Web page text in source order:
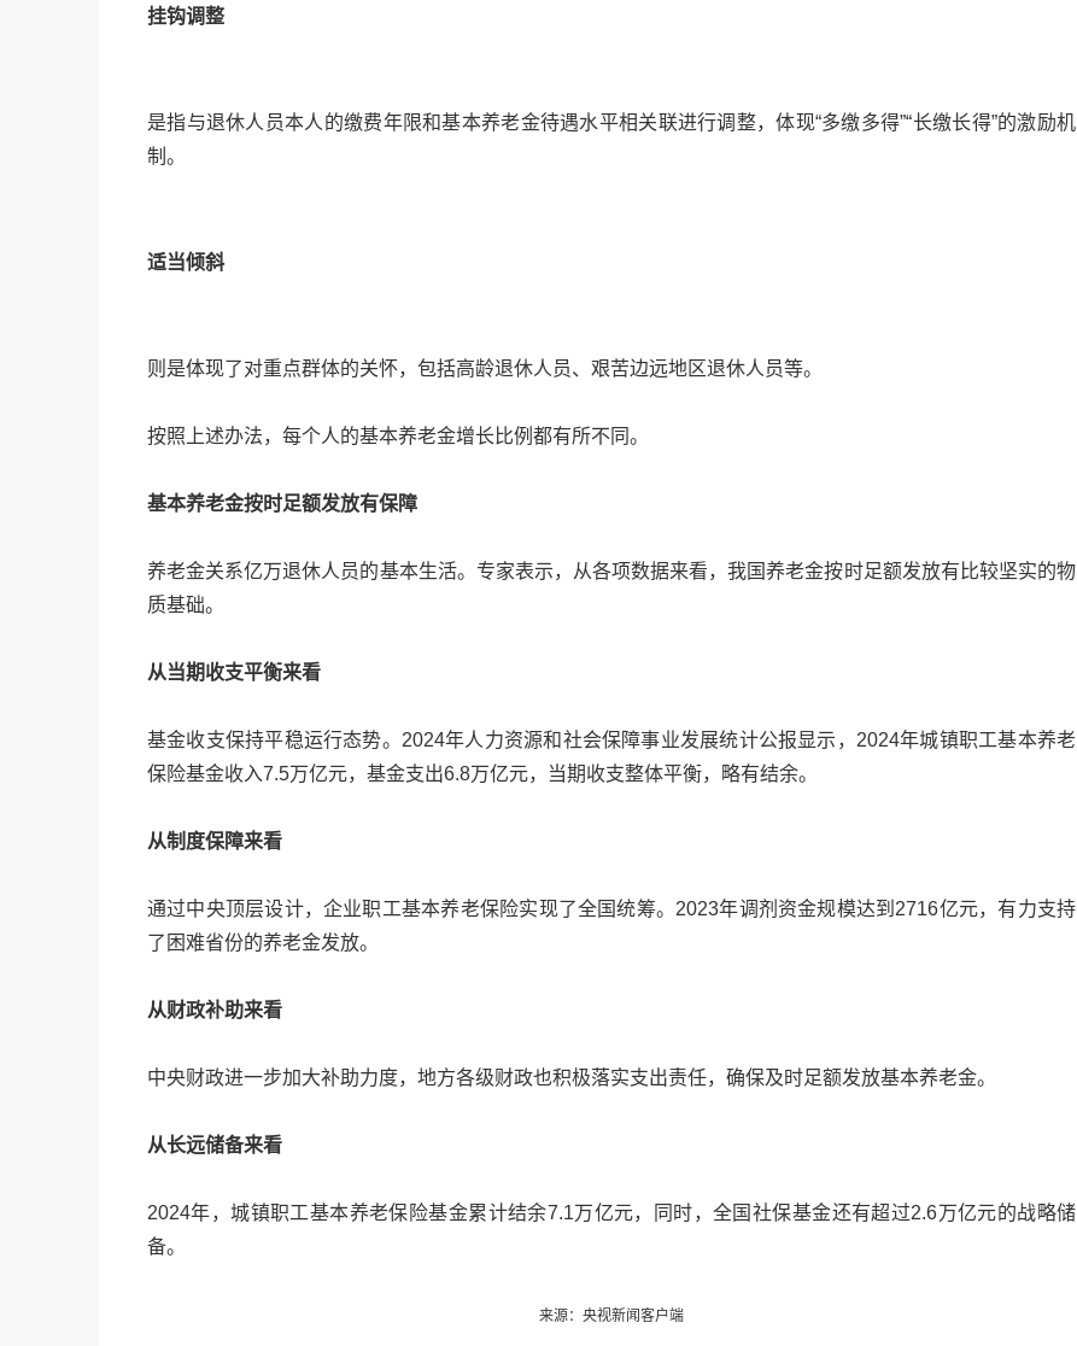
挂钩调整
是指与退休人员本人的缴费年限和基本养老金待遇水平相关联进行调整，体现“多缴多得”“长缴长得”的激励机
制。
适当倾斜
则是体现了对重点群体的关怀，包括高龄退休人员、艰苦边远地区退休人员等。
按照上述办法，每个人的基本养老金增长比例都有所不同。
基本养老金按时足额发放有保障
养老金关系亿万退休人员的基本生活。专家表示，从各项数据来看，我国养老金按时足额发放有比较坚实的物
质基础。
从当期收支平衡来看
基金收支保持平稳运行态势。2024年人力资源和社会保障事业发展统计公报显示，2024年城镇职工基本养老
保险基金收入7.5万亿元，基金支出6.8万亿元，当期收支整体平衡，略有结余。
从制度保障来看
通过中央顶层设计，企业职工基本养老保险实现了全国统筹。2023年调剂资金规模达到2716亿元，有力支持
了困难省份的养老金发放。
从财政补助来看
中央财政进一步加大补助力度，地方各级财政也积极落实支出责任，确保及时足额发放基本养老金。
从长远储备来看
2024年，城镇职工基本养老保险基金累计结余7.1万亿元，同时，全国社保基金还有超过2.6万亿元的战略储
备。
来源：央视新闻客户端